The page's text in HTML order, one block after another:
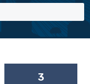
3